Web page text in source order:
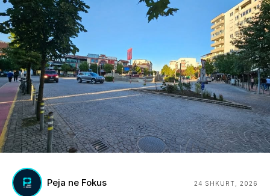
Peja ne Fokus 24 SHKURT, 2026